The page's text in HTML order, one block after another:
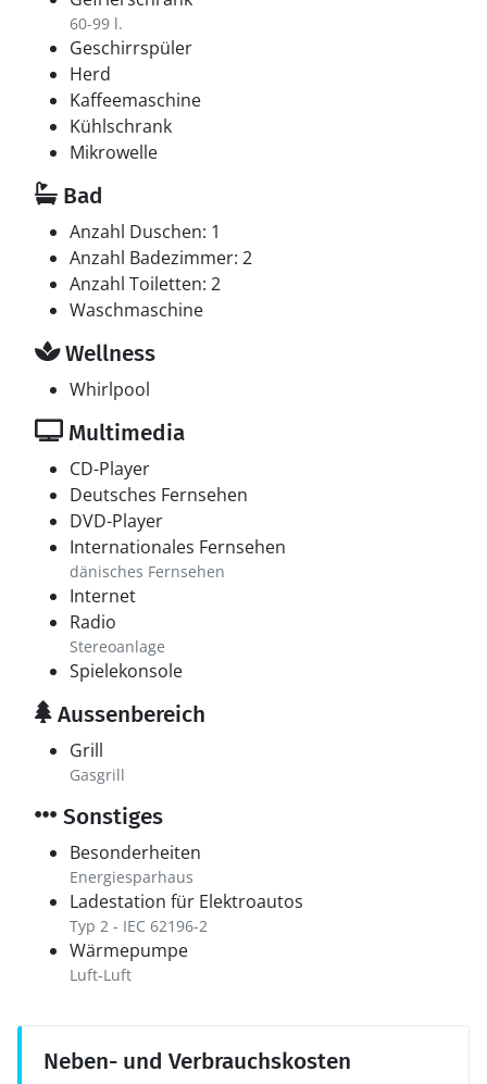
60-99 l.
Geschirrspüler
Herd
Kaffeemaschine
Kühlschrank
Mikrowelle
Bad
Anzahl Duschen: 1
Anzahl Badezimmer: 2
Anzahl Toiletten: 2
Waschmaschine
Wellness
Whirlpool
Multimedia
CD-Player
Deutsches Fernsehen
DVD-Player
Internationales Fernsehen
dänisches Fernsehen
Internet
Radio
Stereoanlage
Spielekonsole
Aussenbereich
Grill
Gasgrill
Sonstiges
Besonderheiten
Energiesparhaus
Ladestation für Elektroautos
Typ 2 - IEC 62196-2
Wärmepumpe
Luft-Luft
Neben- und Verbrauchskosten